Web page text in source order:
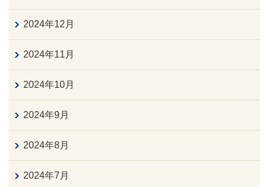
2024年12月
2024年11月
2024年10月
2024年9月
2024年8月
2024年7月